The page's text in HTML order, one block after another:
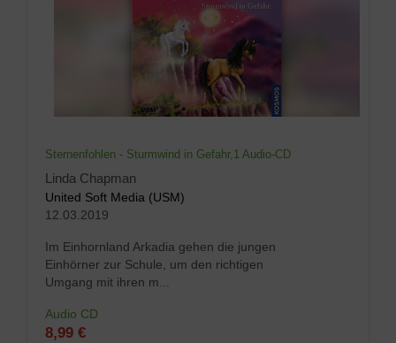
Sternenfohlen - Sturmwind in Gefahr,1 Audio-CD
Linda Chapman
United Soft Media (USM)
12.03.2019
Im Einhornland Arkadia gehen die jungen
Einhörner zur Schule, um den richtigen
Umgang mit ihren m...
Audio CD
8,99 €